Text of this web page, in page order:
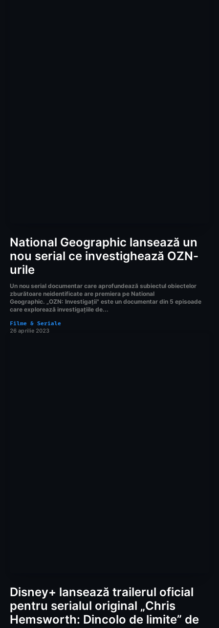
National Geographic lansează un
nou serial ce investighează OZN-
urile
Un nou serial documentar care aprofundează subiectul obiectelor
zburătoare neidentificate are premiera pe National
Geographic. „OZN: Investigații" este un documentar din 5 episoade
care explorează investigațiile de...
Filme & Seriale
26 aprilie 2023
Disney+ lansează trailerul oficial
pentru serialul original „Chris
Hemsworth: Dincolo de limite” de